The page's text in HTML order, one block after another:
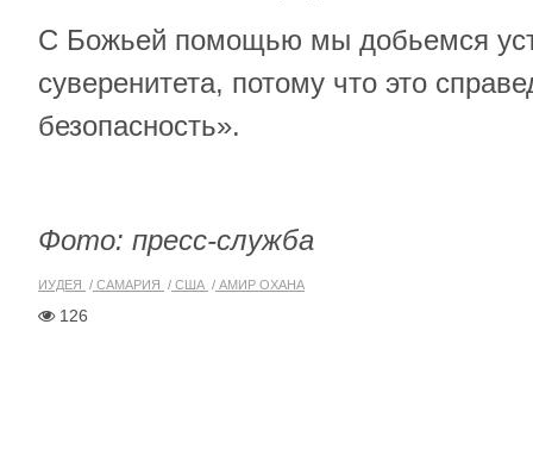
С Божьей помощью мы добьемся
суверенитета, потому что это
безопасность».
Фото: пресс-служба
ИУДЕЯ САМАРИЯ США АМИР ОХАНА
126